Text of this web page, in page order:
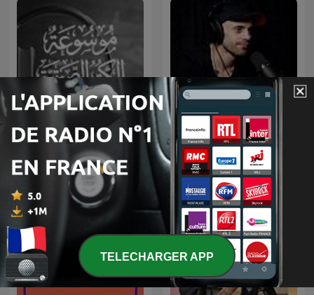
موسوعة الكتب الصوتية Przemek Górczyk Podcast
TELECHARGER APP